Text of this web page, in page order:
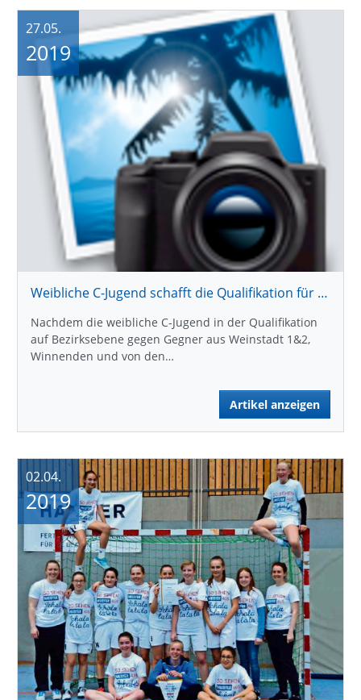
Weibliche C-Jugend schafft die Qualifikation für die Landesliga
Nachdem die weibliche C-Jugend in der Qualifikation
auf Bezirksebene gegen Gegner aus Weinstadt 1&2,
Winnenden und von den…
Artikel anzeigen
27.05.
2019
02.04.
2019